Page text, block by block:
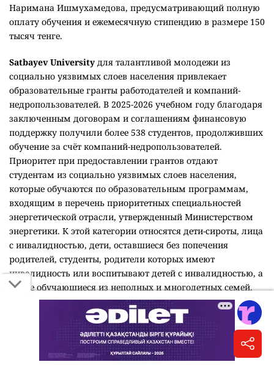
Наримана Ишмухамедова, предусматривающий полную
оплату обучения и ежемесячную стипендию в размере 150
тысяч тенге.
Satbayev University для талантливой молодежи из
социально уязвимых слоев населения привлекает
образовательные гранты работодателей и компаний-
недропользователей. В 2025-2026 учебном году благодаря
заключенным договорам и соглашениям финансовую
поддержку получили более 538 студентов, продолживших
обучение за счёт компаний-недропользователей.
Приоритет при предоставлении грантов отдают
студентам из социально уязвимых слоев населения,
которые обучаются по образовательным программам,
входящим в перечень приоритетных специальностей
энергетической отрасли, утвержденный Министерством
энергетики. К этой категории относятся дети-сироты, лица
с инвалидностью, дети, оставшиеся без попечения
родителей, студенты, родители которых имеют
инвалидность или воспитывают детей с инвалидностью, а
также обучающиеся из неполных и многодетных семей.
Кроме того, университет предоставляет собственные
образовательные гранты и скидки на оплату обучения.
В Казахском национальном педагогическом
университете имени Абаяуниверситетский грант могут